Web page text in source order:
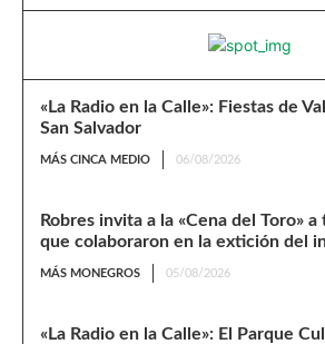
«La Radio en la Calle»: Fiestas de
San Salvador
MÁS CINCA MEDIO 06/08/2026
Robres invita a la «Cena del Toro»
que colaboraron en la extición del
MÁS MONEGROS 05/08/2026
«La Radio en la Calle»: El Parque